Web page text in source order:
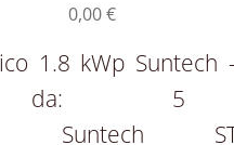
0,00€
1.8 kWp Suntech
da: 5
Suntech